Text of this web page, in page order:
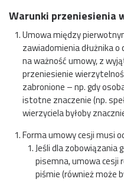
Warunki przeniesienia
Umowa między
zawiadomienia dłużnika o
na ważność umowy, z
przeniesienie
zabronione – np. gdy
istotne znaczenie (np.
wierzyciela byłoby
Forma umowy cesji musi
Jeśli dla zobowiązania
pisemna, umowa cesji
piśmie (również może